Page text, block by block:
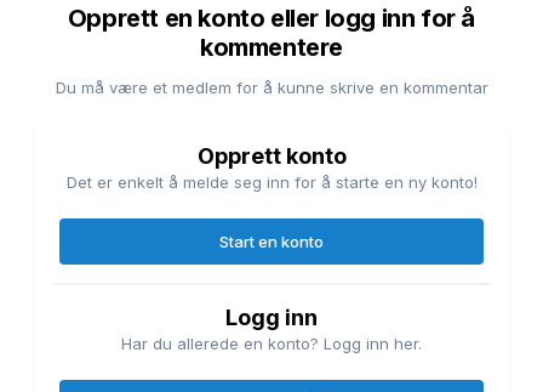
Opprett en konto eller logg inn for å
kommentere
Du må være et medlem for å kunne skrive en kommentar
Opprett konto
Det er enkelt å melde seg inn for å starte en ny konto!
Start en konto
Logg inn
Har du allerede en konto? Logg inn her.